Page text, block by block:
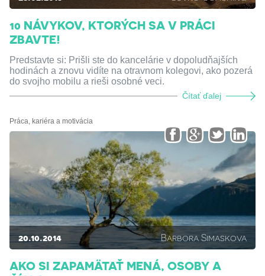
10 NÁVYKOV, KTORÝCH SA V PRÁCI
ZBAVTE!
Predstavte si: Prišli ste do kancelárie v dopoludňajších
hodinách a znovu vidíte na otravnom kolegovi, ako pozerá
do svojho mobilu a rieši osobné veci.
Čítať ďalej
Práca, kariéra a motivácia
20.10.2014 Barbora Simaskova
AKO SI ZAPAMÄTAŤ MENÁ, OSOBY A